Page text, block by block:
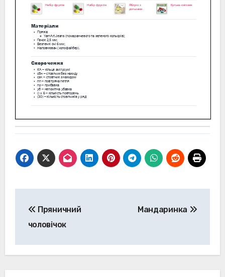
записів
Пряничний
чоловічок
Мандаринка